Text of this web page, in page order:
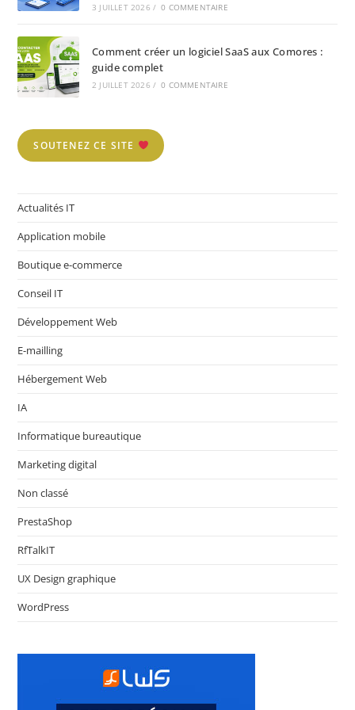
3 JUILLET 2026 / 0 COMMENTAIRE
Comment créer un logiciel SaaS aux Comores :
guide complet
2 JUILLET 2026 / 0 COMMENTAIRE
SOUTENEZ CE SITE
Actualités IT
Application mobile
Boutique e-commerce
Conseil IT
Développement Web
E-mailling
Hébergement Web
IA
Informatique bureautique
Marketing digital
Non classé
PrestaShop
RfTalkIT
UX Design graphique
WordPress